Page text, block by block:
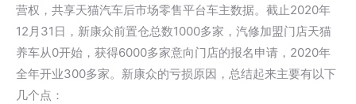
营权，共享天猫汽车后市场零售平台车主数据。截止2020年
12月31日，新康众前置仓总数1000多家，汽修加盟门店天猫
养车从0开始，获得6000多家意向门店的报名申请，2020年
全年开业300多家。新康众的亏损原因，总结起来主要有以下
几个点：